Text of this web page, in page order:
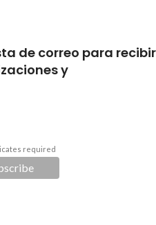
de correo para recibir
y
required